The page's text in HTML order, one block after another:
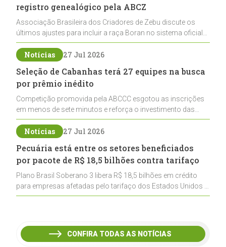
registro genealógico pela ABCZ
Associação Brasileira dos Criadores de Zebu discute os
últimos ajustes para incluir a raça Boran no sistema oficial
de registros, abrindo caminho para sua expansão na
pecuária nacional
Notícias 27 Jul 2026
Seleção de Cabanhas terá 27 equipes na busca
por prêmio inédito
Competição promovida pela ABCCC esgotou as inscrições
em menos de sete minutos e reforça o investimento das
cabanhas na seleção genética de Cavalos Crioulos voltados
ao laço
Notícias 27 Jul 2026
Pecuária está entre os setores beneficiados
por pacote de R$ 18,5 bilhões contra tarifaço
Plano Brasil Soberano 3 libera R$ 18,5 bilhões em crédito
para empresas afetadas pelo tarifaço dos Estados Unidos e
inclui a pecuária entre os setores estratégicos
CONFIRA TODAS AS NOTÍCIAS